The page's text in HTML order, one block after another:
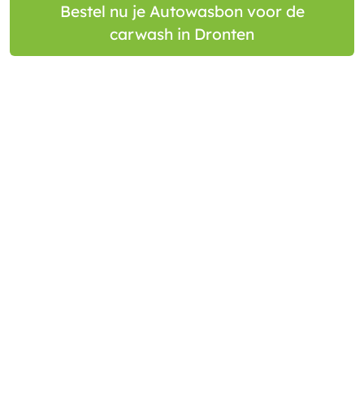
Bestel nu je Autowasbon voor de
carwash in Dronten